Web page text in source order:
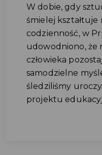
W dobie, gdy
śmielej kształtuje
codzienność, w
udowodniono, że
człowieka
samodzielne
śledziliśmy
projektu